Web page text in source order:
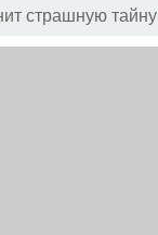
страшную тайну